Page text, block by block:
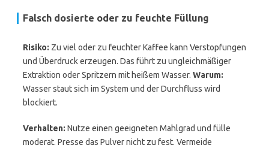
Falsch dosierte oder zu feuchte Füllung
Risiko: Zu viel oder zu feuchter Kaffee kann Verstopfungen
und Überdruck erzeugen. Das führt zu ungleichmäßiger
Extraktion oder Spritzern mit heißem Wasser. Warum:
Wasser staut sich im System und der Durchfluss wird
blockiert.
Verhalten: Nutze einen geeigneten Mahlgrad und fülle
moderat. Presse das Pulver nicht zu fest. Vermeide